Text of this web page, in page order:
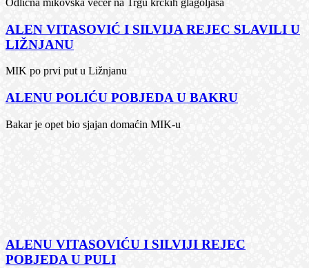
ALEN VITASOVIĆ I SILVIJA REJEC SLAVILI U
LIŽNJANU
MIK po prvi put u Ližnjanu
ALENU POLIĆU POBJEDA U BAKRU
Bakar je opet bio sjajan domaćin MIK-u
ALENU VITASOVIĆU I SILVIJI REJEC
POBJEDA U PULI